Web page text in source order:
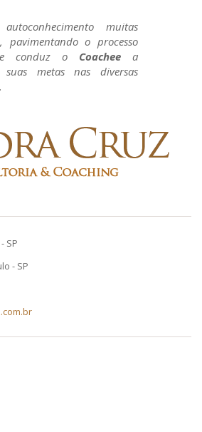
muitas
pavimentando o processo
conduz o Coachee
a
metas nas diversas
SP
- SP